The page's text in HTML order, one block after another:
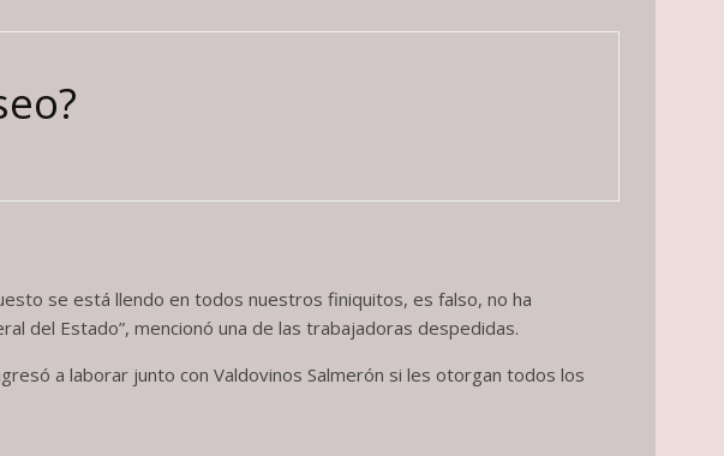
se está llendo en todos nuestros finiquitos, es falso, no ha
del Estado”, mencionó una de las trabajadoras despedidas.
a laborar junto con Valdovinos Salmerón si les otorgan todos los